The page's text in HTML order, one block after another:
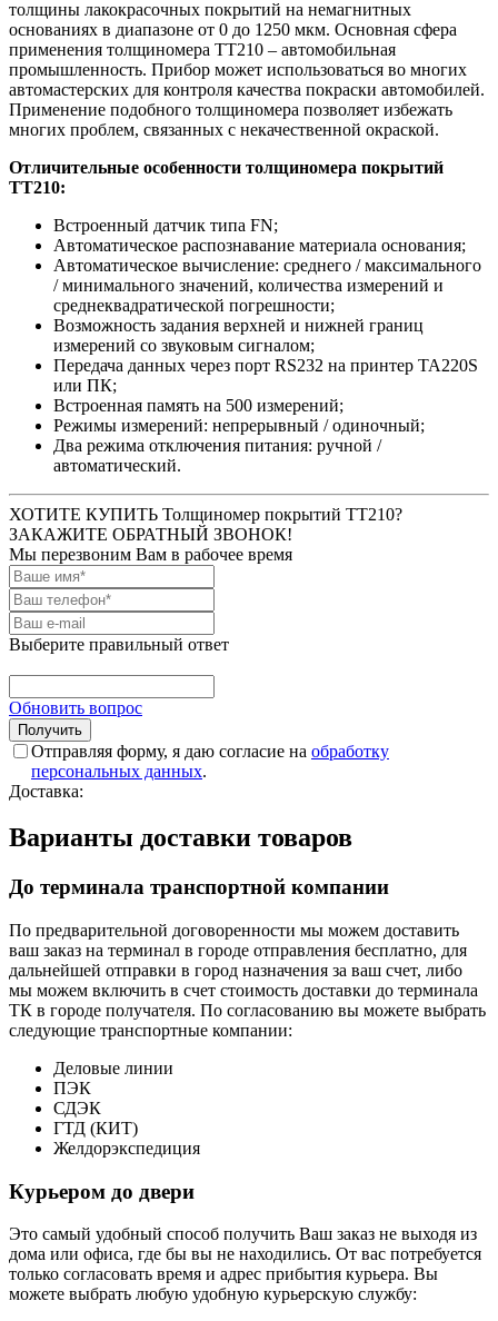
толщины лакокрасочных покрытий на немагнитных
основаниях в диапазоне от 0 до 1250 мкм. Основная сфера
применения толщиномера TT210 – автомобильная
промышленность. Прибор может использоваться во многих
автомастерских для контроля качества покраски автомобилей.
Применение подобного толщиномера позволяет избежать
многих проблем, связанных с некачественной окраской.
Отличительные особенности толщиномера покрытий
TT210:
Встроенный датчик типа FN;
Автоматическое распознавание материала основания;
Автоматическое вычисление: среднего / максимального
/ минимального значений, количества измерений и
среднеквадратической погрешности;
Возможность задания верхней и нижней границ
измерений со звуковым сигналом;
Передача данных через порт RS232 на принтер TA220S
или ПК;
Встроенная память на 500 измерений;
Режимы измерений: непрерывный / одиночный;
Два режима отключения питания: ручной /
автоматический.
ХОТИТЕ КУПИТЬ Толщиномер покрытий TT210?
ЗАКАЖИТЕ ОБРАТНЫЙ ЗВОНОК!
Мы перезвоним Вам в рабочее время
Выберите правильный ответ
Обновить вопрос
Отправляя форму, я даю согласие на обработку
персональных данных.
Доставка:
Варианты доставки товаров
До терминала транспортной компании
По предварительной договоренности мы можем доставить
ваш заказ на терминал в городе отправления бесплатно, для
дальнейшей отправки в город назначения за ваш счет, либо
мы можем включить в счет стоимость доставки до терминала
ТК в городе получателя. По согласованию вы можете выбрать
следующие транспортные компании:
Деловые линии
ПЭК
СДЭК
ГТД (КИТ)
Желдорэкспедиция
Курьером до двери
Это самый удобный способ получить Ваш заказ не выходя из
дома или офиса, где бы вы не находились. От вас потребуется
только согласовать время и адрес прибытия курьера. Вы
можете выбрать любую удобную курьерскую службу: